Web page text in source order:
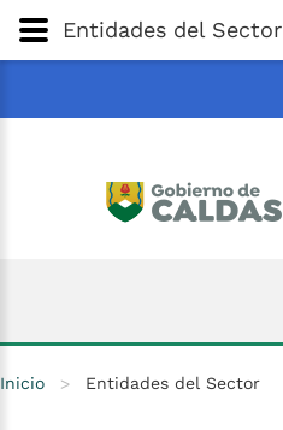
Gobernación
Entidades del Sector
Inicio > Entidades del Sector